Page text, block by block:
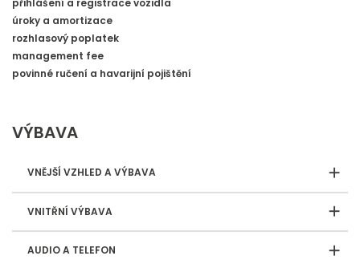
přihlášení a registrace vozidla
úroky a amortizace
rozhlasový poplatek
management fee
povinné ručení a havarijní pojištění
VÝBAVA
VNĚJŠÍ VZHLED A VÝBAVA
VNITŘNÍ VÝBAVA
AUDIO A TELEFON